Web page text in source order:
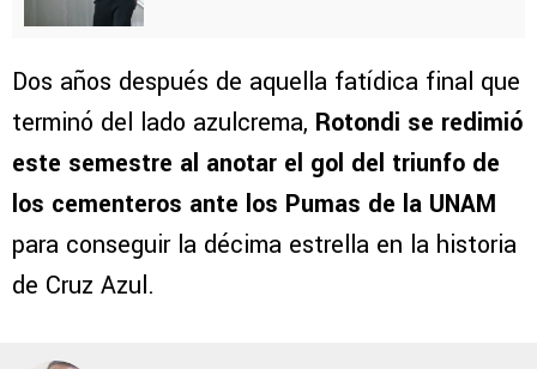
Dos años después de aquella fatídica final que
terminó del lado azulcrema, Rotondi se redimió
este semestre al anotar el gol del triunfo de
los cementeros ante los Pumas de la UNAM
para conseguir la décima estrella en la historia
de Cruz Azul.